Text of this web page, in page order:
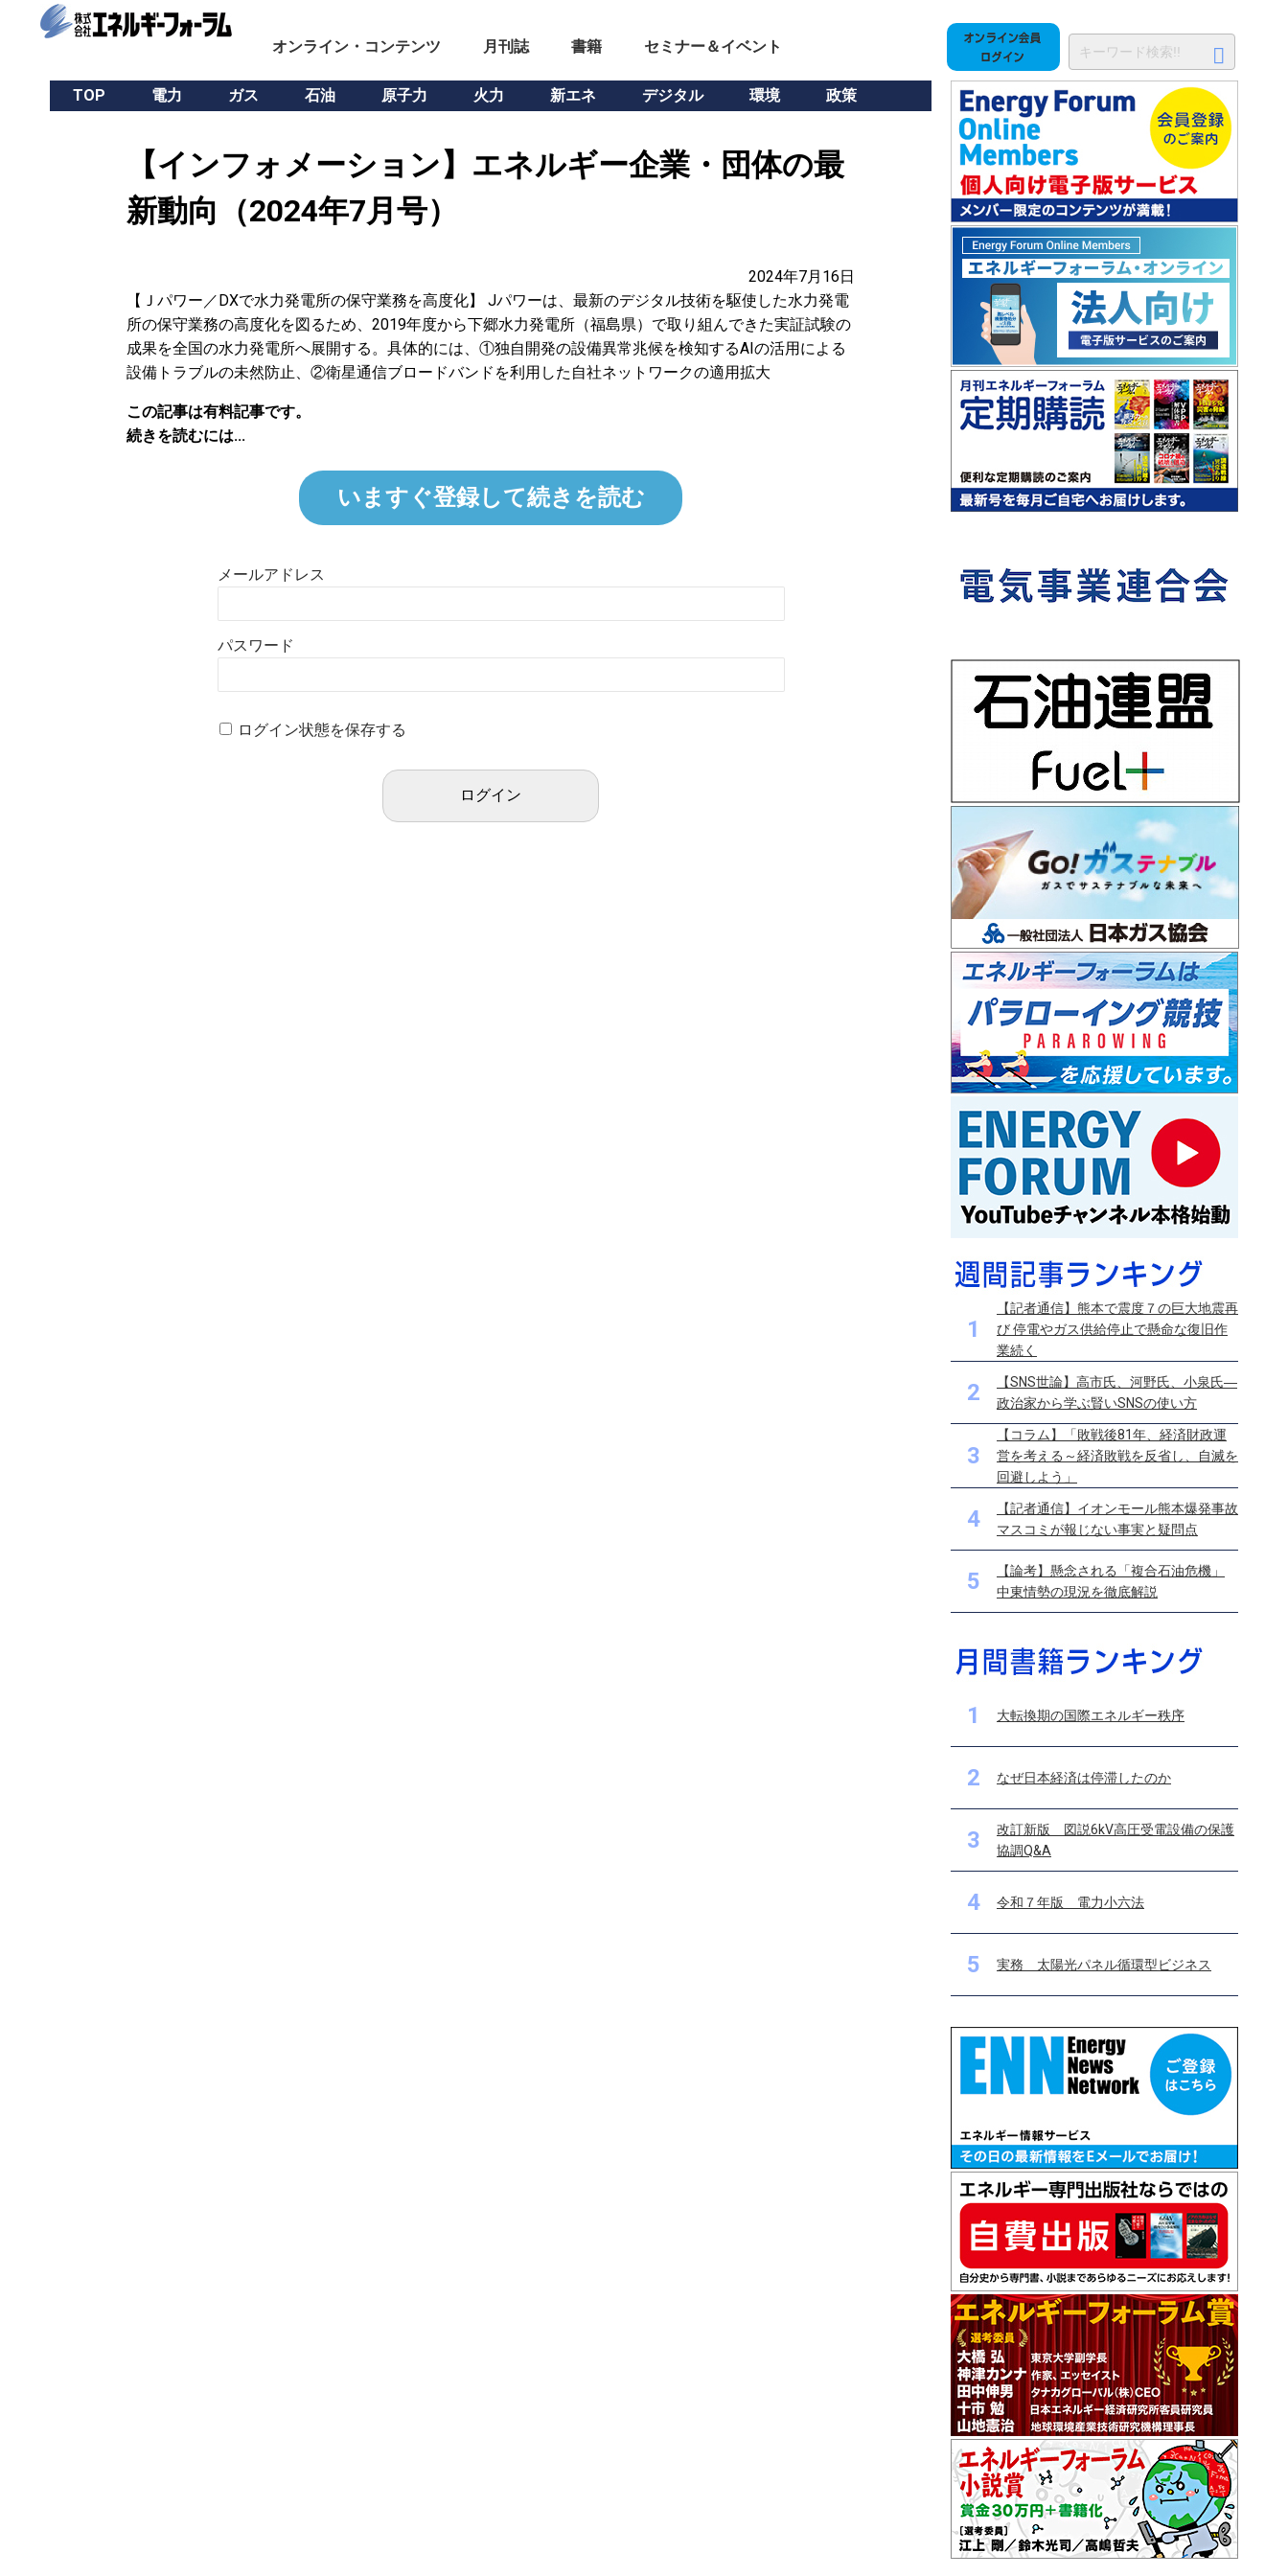
オンライン・コンテンツ 月刊誌 書籍 セミナー＆イベント
TOP 電力 ガス 石油 原子力 火力 新エネ デジタル 環境 政策
【インフォメーション】エネルギー企業・団体の最
新動向（2024年7月号）
2024年7月16日
【Ｊパワー／DXで水力発電所の保守業務を高度化】 Jパワーは、最新のデジタル技術を駆使した水力発電
所の保守業務の高度化を図るため、2019年度から下郷水力発電所（福島県）で取り組んできた実証試験の
成果を全国の水力発電所へ展開する。具体的には、①独自開発の設備異常兆候を検知するAIの活用による
設備トラブルの未然防止、②衛星通信ブロードバンドを利用した自社ネットワークの適用拡大
この記事は有料記事です。
続きを読むには...
いますぐ登録して続きを読む
メールアドレス
パスワード
ログイン状態を保存する
1
【記者通信】熊本で震度７の巨大地震再
び 停電やガス供給停止で懸命な復旧作
業続く
2
【SNS世論】高市氏、河野氏、小泉氏―
政治家から学ぶ賢いSNSの使い方
3
【コラム】「敗戦後81年、経済財政運
営を考える～経済敗戦を反省し、自滅を
回避しよう」
4
【記者通信】イオンモール熊本爆発事故
マスコミが報じない事実と疑問点
5
【論考】懸念される「複合石油危機」
中東情勢の現況を徹底解説
1 大転換期の国際エネルギー秩序
2 なぜ日本経済は停滞したのか
3
改訂新版 図説6kV高圧受電設備の保護
協調Q&A
4 令和７年版 電力小六法
5 実務 太陽光パネル循環型ビジネス